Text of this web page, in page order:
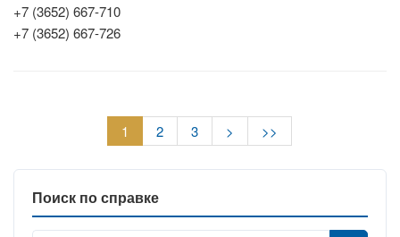
+7 (3652) 667-710
+7 (3652) 667-726
1 2 3 > >>
Поиск по справке